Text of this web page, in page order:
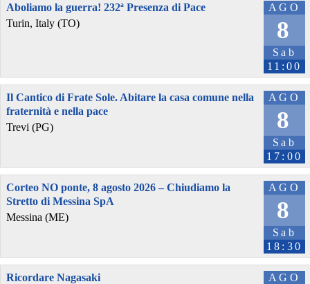
AGO
8
Sab
11:00
Aboliamo la guerra! 232ª Presenza di Pace
Turin, Italy (TO)
AGO
8
Sab
17:00
Il Cantico di Frate Sole. Abitare la casa comune nella
fraternità e nella pace
Trevi (PG)
AGO
8
Sab
18:30
Corteo NO ponte, 8 agosto 2026 – Chiudiamo la
Stretto di Messina SpA
Messina (ME)
AGO
Ricordare Nagasaki